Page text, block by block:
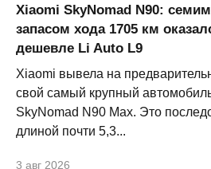
Xiaomi SkyNomad N90:
запасом хода 1705 км
дешевле Li Auto L9
Xiaomi вывела на
свой самый крупный
SkyNomad N90 Max. Это
длиной почти 5,3...
3 авг 2026